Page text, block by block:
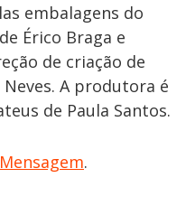
embalagens do
Érico Braga e
de criação de
A produtora é
de Paula Santos.
.